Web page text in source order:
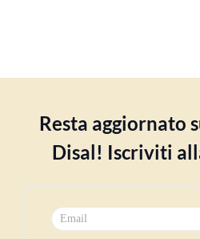
Resta aggiornato
Disal! Iscriviti